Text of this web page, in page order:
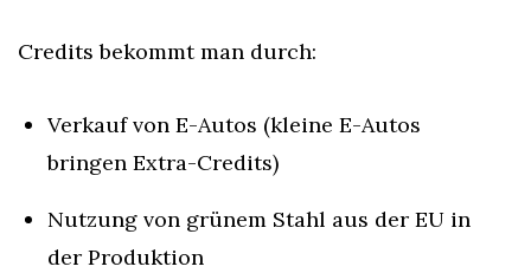
Credits bekommt man durch:
Verkauf von E-Autos (kleine E-Autos
bringen Extra-Credits)
Nutzung von grünem Stahl aus der EU in
der Produktion